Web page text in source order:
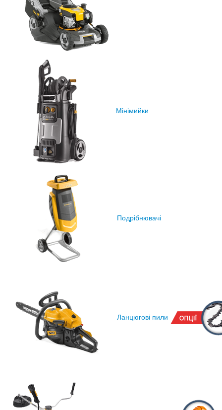
Мінімийки
Подрібнювачі
Ланцюгові пили